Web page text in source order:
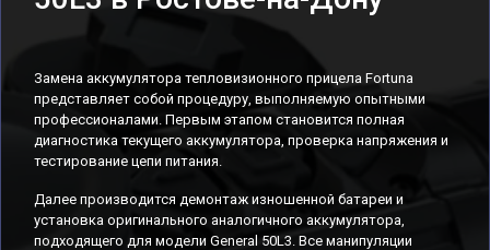
Замена аккумулятора тепловизионного прицела Fortuna
представляет собой процедуру, выполняемую опытными
профессионалами. Первым этапом становится полная
диагностика текущего аккумулятора, проверка напряжения и
тестирование цепи питания.
Далее производится демонтаж изношенной батареи и
установка оригинального аналогичного аккумулятора,
подходящего для модели General 50L3. Все манипуляции